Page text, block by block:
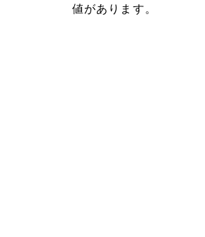
値があります。